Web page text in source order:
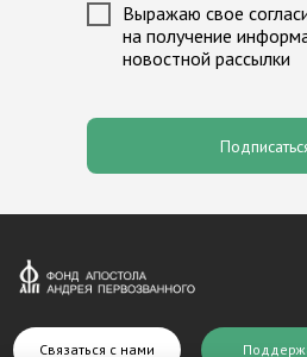
Выражаю свое
на получение
новостной рассылки
Связаться с нами